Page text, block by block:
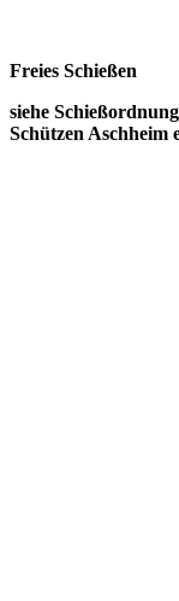
Freies Schießen
siehe Schießordnung
Schützen Aschheim